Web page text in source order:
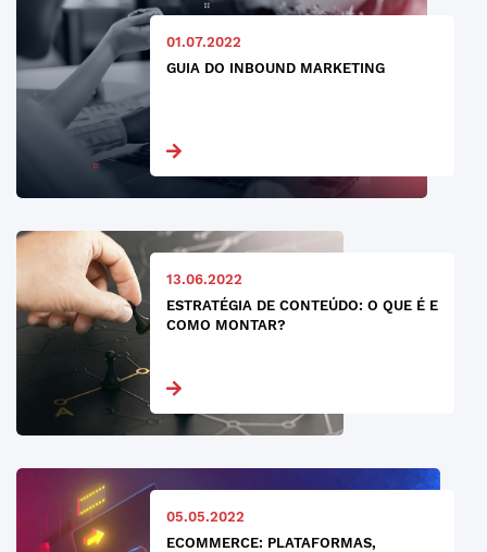
01.07.2022
GUIA DO INBOUND MARKETING
13.06.2022
ESTRATÉGIA DE CONTEÚDO: O QUE É E
COMO MONTAR?
05.05.2022
ECOMMERCE: PLATAFORMAS,